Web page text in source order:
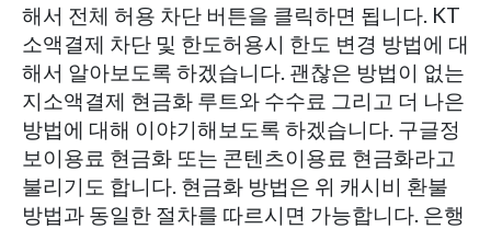
해서 전체 허용 차단 버튼을 클릭하면 됩니다. KT
소액결제 차단 및 한도허용시 한도 변경 방법에 대
해서 알아보도록 하겠습니다. 괜찮은 방법이 없는
지소액결제 현금화 루트와 수수료 그리고 더 나은
방법에 대해 이야기해보도록 하겠습니다. 구글정
보이용료 현금화 또는 콘텐츠이용료 현금화라고
불리기도 합니다. 현금화 방법은 위 캐시비 환불
방법과 동일한 절차를 따르시면 가능합니다. 은행